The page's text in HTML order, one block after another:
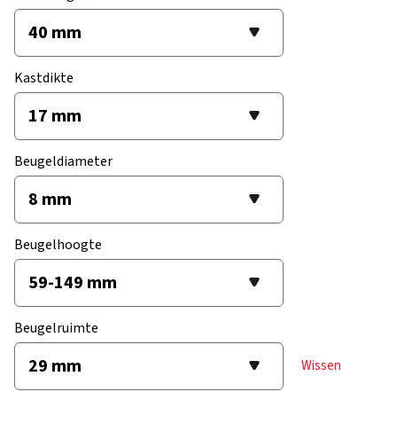
Kastdikte
Beugeldiameter
Beugelhoogte
Beugelruimte
Wissen